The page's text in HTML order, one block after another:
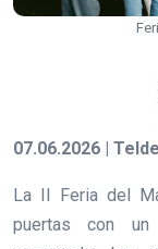
07.06.2026 | Telde
La II Feria del
puertas con un